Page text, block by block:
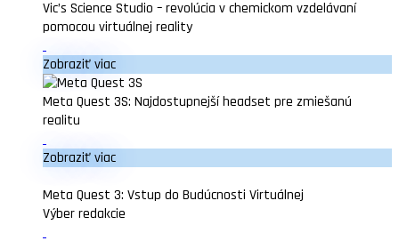
Vic’s Science Studio – revolúcia v chemickom vzdelávaní
pomocou virtuálnej reality
Zobraziť viac
Meta Quest 3S: Najdostupnejší headset pre zmiešanú
realitu
Zobraziť viac
Meta Quest 3: Vstup do Budúcnosti Virtuálnej
Výber redakcie